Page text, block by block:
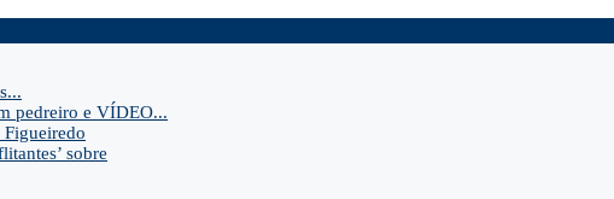
pedreiro e VÍDEO...
sobre